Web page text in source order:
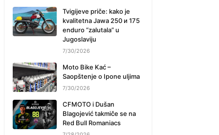
Tvigijeve priče: kako je
kvalitetna Jawa 250 и 175
enduro “zalutala” u
Jugoslaviju
7/30/2026
Moto Bike Kać –
Saopštenje o Ipone uljima
7/30/2026
CFMOTO i Dušan
Blagojević takmiče se na
Red Bull Romaniacs